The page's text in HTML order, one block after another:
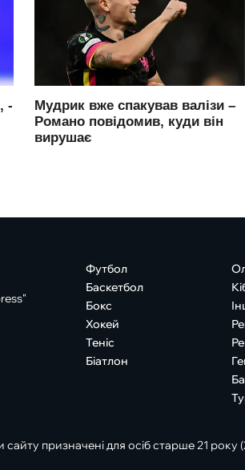
Футбол
Баскетбол
Бокс
Хокей
Теніс
Біатлон
сайту призначені для осіб старше 21 року